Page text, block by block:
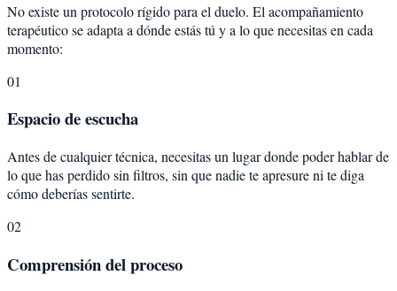
No existe un protocolo rígido para el duelo. El acompañamiento
terapéutico se adapta a dónde estás tú y a lo que necesitas en cada
momento:
01
Espacio de escucha
Antes de cualquier técnica, necesitas un lugar donde poder hablar de
lo que has perdido sin filtros, sin que nadie te apresure ni te diga
cómo deberías sentirte.
02
Comprensión del proceso